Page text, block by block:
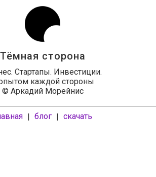
Тёмная сторона
Стартапы. Инвестиции.
каждой стороны
© Аркадий Морейнис
| блог | скачать